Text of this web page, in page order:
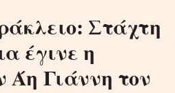
Στάχτη
έγινε η
Άη Γιάννη τον